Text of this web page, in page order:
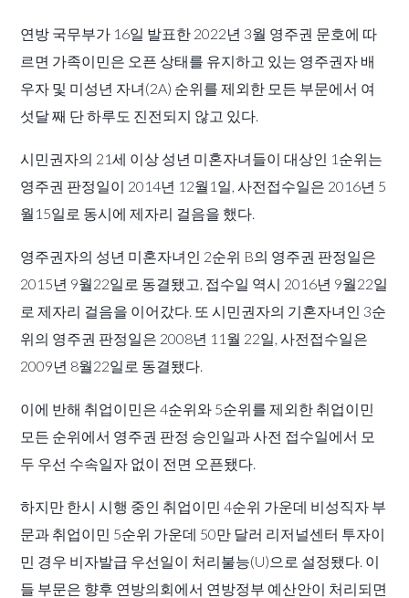
연방 국무부가 16일 발표한 2022년 3월 영주권 문호에 따
르면 가족이민은 오픈 상태를 유지하고 있는 영주권자 배
우자 및 미성년 자녀(2A) 순위를 제외한 모든 부문에서 여
섯달 째 단 하루도 진전되지 않고 있다.
시민권자의 21세 이상 성년 미혼자녀들이 대상인 1순위는
영주권 판정일이 2014년 12월1일, 사전접수일은 2016년 5
월15일로 동시에 제자리 걸음을 했다.
영주권자의 성년 미혼자녀인 2순위 B의 영주권 판정일은
2015년 9월22일로 동결됐고, 접수일 역시 2016년 9월22일
로 제자리 걸음을 이어갔다. 또 시민권자의 기혼자녀인 3순
위의 영주권 판정일은 2008년 11월 22일, 사전접수일은
2009년 8월22일로 동결됐다.
이에 반해 취업이민은 4순위와 5순위를 제외한 취업이민
모든 순위에서 영주권 판정 승인일과 사전 접수일에서 모
두 우선 수속일자 없이 전면 오픈됐다.
하지만 한시 시행 중인 취업이민 4순위 가운데 비성직자 부
문과 취업이민 5순위 가운데 50만 달러 리저널센터 투자이
민 경우 비자발급 우선일이 처리불능(U)으로 설정됐다. 이
들 부문은 향후 연방의회에서 연방정부 예산안이 처리되면